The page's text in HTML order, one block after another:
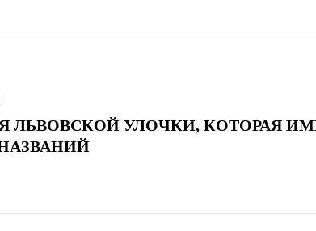
ЛЬВОВСКОЙ УЛОЧКИ, КОТОРАЯ